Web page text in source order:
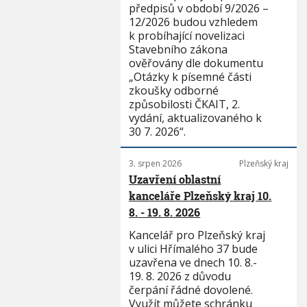
předpisů v období 9/2026 –
12/2026 budou vzhledem
k probíhající novelizaci
Stavebního zákona
ověřovány dle dokumentu
„Otázky k písemné části
zkoušky odborné
způsobilosti ČKAIT, 2.
vydání, aktualizovaného k
30 7. 2026“.
3. srpen 2026 Plzeňský kraj
Uzavření oblastní
kanceláře Plzeňský kraj 10.
8. - 19. 8. 2026
Kancelář pro Plzeňský kraj
v ulici Hřímalého 37 bude
uzavřena ve dnech 10. 8.-
19. 8. 2026 z důvodu
čerpání řádné dovolené.
Využít můžete schránku